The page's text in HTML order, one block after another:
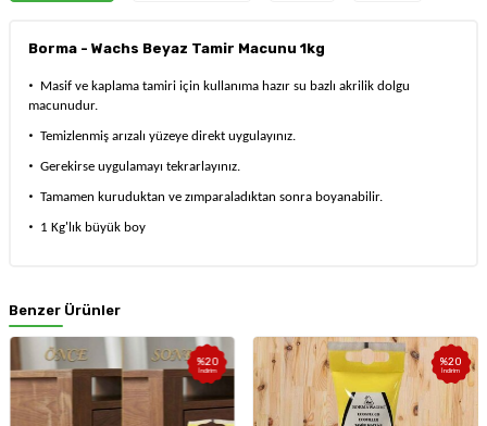
Borma - Wachs Beyaz Tamir Macunu 1kg
·
Masif ve kaplama tamiri için kullanıma hazır su bazlı akrilik dolgu
macunudur.
· Temizlenmiş arızalı yüzeye direkt uygulayınız.
· Gerekirse uygulamayı tekrarlayınız.
· Tamamen kuruduktan ve zımparaladıktan sonra boyanabilir.
· 1 Kg'lık büyük boy
Benzer Ürünler
%20
İndirim
%20
İndirim